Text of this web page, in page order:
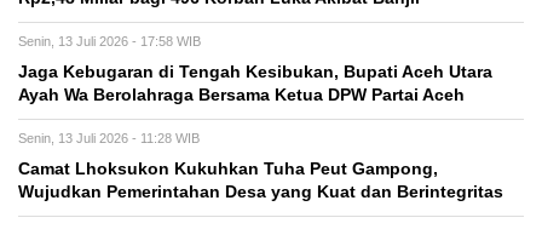
Senin, 13 Juli 2026 - 17:58 WIB
Jaga Kebugaran di Tengah Kesibukan, Bupati Aceh Utara
Ayah Wa Berolahraga Bersama Ketua DPW Partai Aceh
Senin, 13 Juli 2026 - 11:28 WIB
Camat Lhoksukon Kukuhkan Tuha Peut Gampong,
Wujudkan Pemerintahan Desa yang Kuat dan Berintegritas